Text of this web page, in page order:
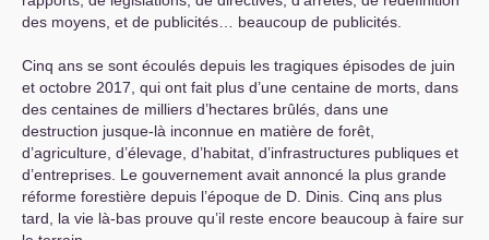
des moyens, et de publicités… beaucoup de publicités.
Cinq ans se sont écoulés depuis les tragiques épisodes de juin
et octobre 2017, qui ont fait plus d’une centaine de morts, dans
des centaines de milliers d’hectares brûlés, dans une
destruction jusque-là inconnue en matière de forêt,
d’agriculture, d’élevage, d’habitat, d’infrastructures publiques et
d’entreprises. Le gouvernement avait annoncé la plus grande
réforme forestière depuis l’époque de D. Dinis. Cinq ans plus
tard, la vie là-bas prouve qu’il reste encore beaucoup à faire sur